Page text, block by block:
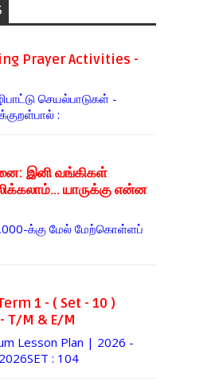
Prayer Activities -
செயல்பாடுகள் -
:
இனி வங்கிகள்
யாருக்கு என்ன
க்கு மேல் மேற்​கொள்​ளப்​
1 - ( Set - 10 )
T/M & E/M
Lesson Plan | 2026 -
: 104